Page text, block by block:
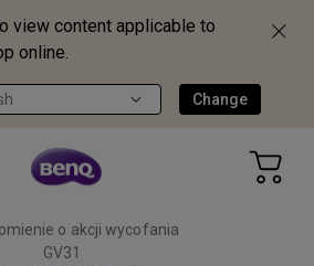
view content applicable to
online.
Change
o akcji wycofania
GV31